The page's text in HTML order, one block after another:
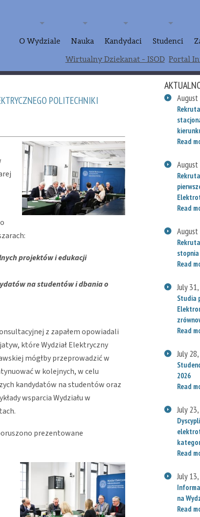
O Wydziale Nauka Kandydaci Studenci
Wirtualny Dziekanat - ISOD Portal
POLITECHNIKI
projektów i edukacji
na studentów i dbania o
z zapałemopowiadali
które Wydział Elektryczny
mógłby przeprowadzić w
w kolejnych, w celu
kandydatów na studentów oraz
wsparcia Wydziału w
prezentowane
Read
Read
Read
July
Studia
Read
July
2026
Read
July
Read
July
na
Read